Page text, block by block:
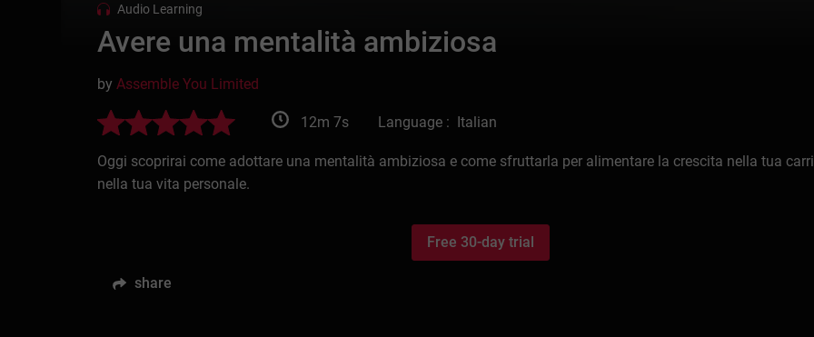
Audio Learning
Avere una mentalità ambiziosa
byAssemble You Limited
12m 7s Language : Italian
Oggi scoprirai come adottare una mentalità ambiziosa e come sfruttarla per alimentare la crescita nella tua
nella tua vita personale.
Free 30-day trial
share